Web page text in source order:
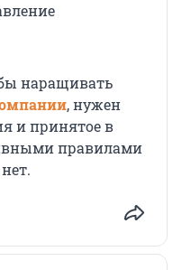
наращивать
, нужен
и принятое в
правилами